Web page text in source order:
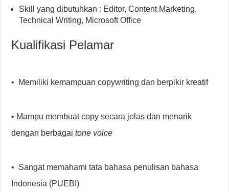
Skill yang dibutuhkan : Editor, Content Marketing,
Technical Writing, Microsoft Office
Kualifikasi Pelamar
• Memiliki kemampuan copywriting dan berpikir kreatif
• Mampu membuat copy secara jelas dan menarik
dengan berbagaitone voice
• Sangat memahami tata bahasa penulisan bahasa
Indonesia (PUEBI)